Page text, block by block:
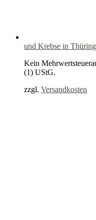
und Krebse in
Kein
(1) UStG.
zzgl. Versandkosten